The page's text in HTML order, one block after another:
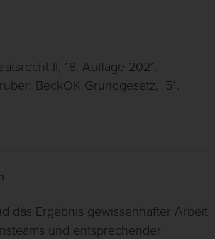
II, 18. Auflage 2021.
BeckOK Grundgesetz, 51.
das Ergebnis gewissenhafter Arbeit
und entsprechender